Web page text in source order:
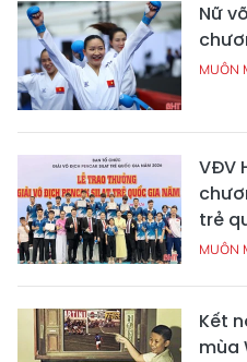
Nữ
MUÔN
VĐV
trẻ
MUÔN
Kết
mùa